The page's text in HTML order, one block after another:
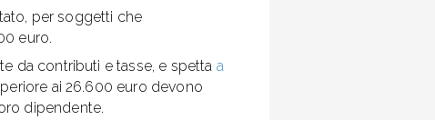
per soggetti che
euro.
da contributi e tasse, e spetta a
ai 26.600 euro devono
dipendente.